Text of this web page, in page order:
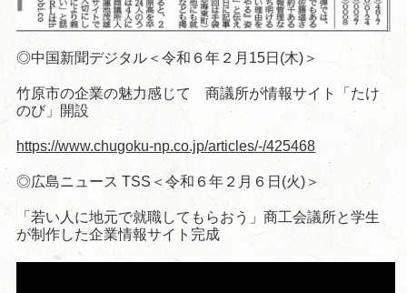
◎中国新聞デジタル＜令和６年２月15日(木)＞
竹原市の企業の魅力感じて 商議所が情報サイト「たけ
のび」開設
https://www.chugoku-np.co.jp/articles/-/425468
◎広島ニュース TSS＜令和６年２月６日(火)＞
「若い人に地元で就職してもらおう」商工会議所と学生
が制作した企業情報サイト完成